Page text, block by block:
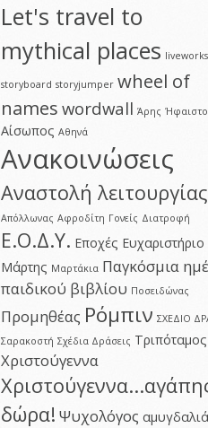
Let's travel to
mythical places
storyboard storyjumper wheel of
names wordwall Άρης
Αίσωπος Αθηνά
Ανακοινώσεις
Αναστολή λειτουργίας
Απόλλωνας Αφροδίτη Γονείς Διατροφή
Ε.Ο.Δ.Υ. Εποχές Ευχαριστήριο
Μάρτης Μαρτάκια Παγκόσμια
παιδικού βιβλίου Ποσειδώνας
Προμηθέας Ρόμπιν ΣΧΕΔΙΟ
Σαρακοστή Σχέδια Δράσεις Τριπόταμος
Χριστούγεννα
δώρα! Ψυχολόγος αμυγδαλιά